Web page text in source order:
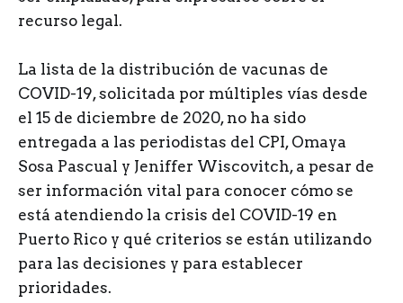
recurso legal.
La lista de la distribución de vacunas de
COVID-19, solicitada por múltiples vías desde
el 15 de diciembre de 2020, no ha sido
entregada a las periodistas del CPI, Omaya
Sosa Pascual y Jeniffer Wiscovitch, a pesar de
ser información vital para conocer cómo se
está atendiendo la crisis del COVID-19 en
Puerto Rico y qué criterios se están utilizando
para las decisiones y para establecer
prioridades.